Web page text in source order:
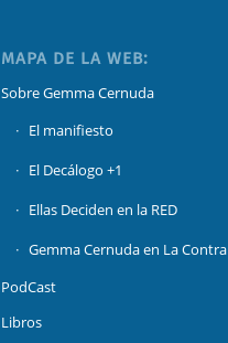
MAPA DE LA WEB:
Sobre Gemma Cernuda
El manifiesto
El Decálogo +1
Ellas Deciden en la RED
Gemma Cernuda en La Contra
PodCast
Libros